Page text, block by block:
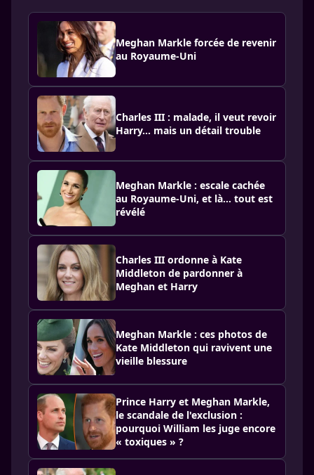
Meghan Markle forcée de revenir
au Royaume-Uni
Charles III : malade, il veut revoir
Harry… mais un détail trouble
Meghan Markle : escale cachée
au Royaume-Uni, et là… tout est
révélé
Charles III ordonne à Kate
Middleton de pardonner à
Meghan et Harry
Meghan Markle : ces photos de
Kate Middleton qui ravivent une
vieille blessure
Prince Harry et Meghan Markle,
le scandale de l'exclusion :
pourquoi William les juge encore
« toxiques » ?